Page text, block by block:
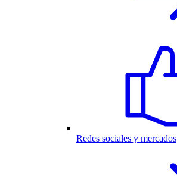
Redes sociales y mercados